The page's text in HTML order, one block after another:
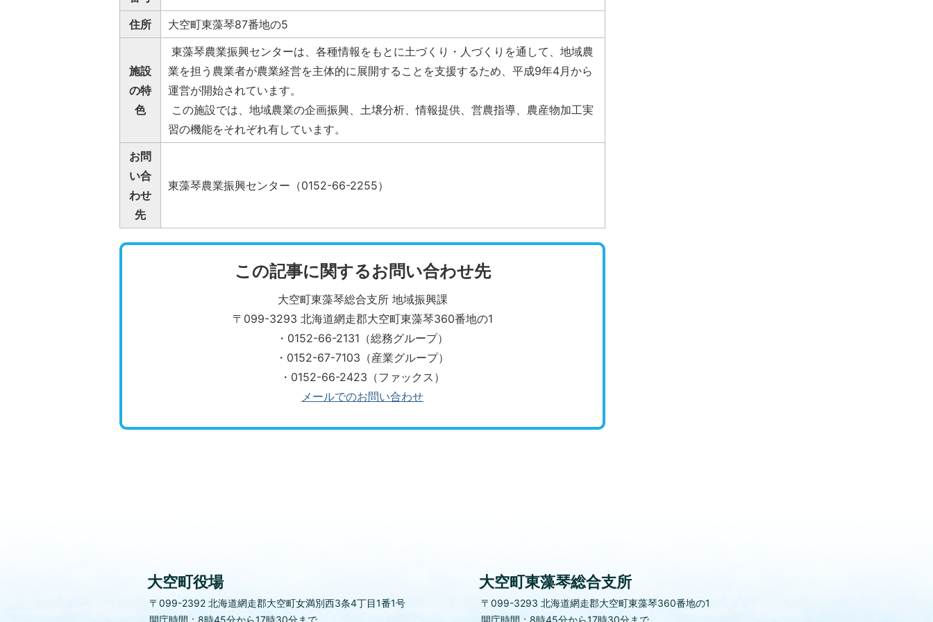
住所
大空町東藻琴87番地の5
施設
の特
色
東藻琴農業振興センターは、各種情報をもとに土づくり・人づくりを通して、地域農
業を担う農業者が農業経営を主体的に展開することを支援するため、平成9年4月から
運営が開始されています。
この施設では、地域農業の企画振興、土壌分析、情報提供、営農指導、農産物加工実
習の機能をそれぞれ有しています。
お問
い合
わせ
先
東藻琴農業振興センター（0152-66-2255）
この記事に関するお問い合わせ先
大空町東藻琴総合支所 地域振興課
〒099-3293 北海道網走郡大空町東藻琴360番地の1
・0152-66-2131（総務グループ）
​​​​​​​・0152-67-7103（産業グループ）
・0152-66-2423（ファックス）
メールでのお問い合わせ
大空町役場
〒099-2392 北海道網走郡大空町女満別西3条4丁目1番1号
開庁時間：8時45分から17時30分まで
大空町東藻琴総合支所
〒099-3293北海道網走郡大空町東藻琴360番地の1
開庁時間：8時45分から17時30分まで